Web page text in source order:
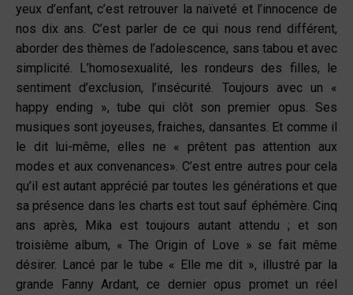
yeux d’enfant, c’est retrouver la naïveté et l’innocence de
nos dix ans. C’est parler de ce qui nous rend différent,
aborder des thèmes de l’adolescence, sans tabou et avec
simplicité. L’homosexualité, les rondeurs des filles, le
sentiment d’exclusion, l’insécurité. Toujours avec un «
happy ending », tube qui clôt son premier opus. Ses
musiques sont joyeuses, fraiches, dansantes. Et comme il
le dit lui-même, elles ne « prêtent pas attention aux
modes et aux convenances». C’est entre autres pour cela
qu’il est autant apprécié par toutes les générations et que
sa présence dans les charts est tout sauf éphémère. Cinq
ans après, Mika est toujours autant attendu ; et son
troisième album, « The Origin of Love » se fait même
désirer. Lancé par le tube « Elle me dit », illustré par la
grande Fanny Ardant, ce dernier opus promet un réel